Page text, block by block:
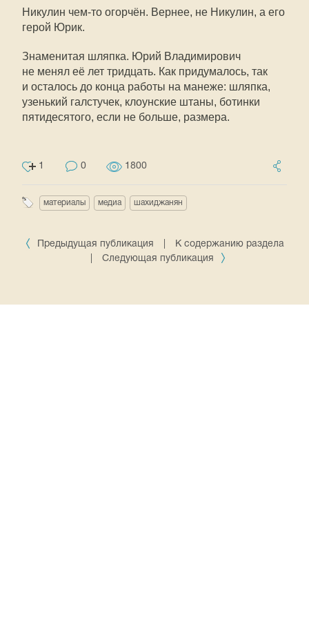
Никулин чем-то огорчён. Вернее, не Никулин, а его
герой Юрик.
Знаменитая шляпка. Юрий Владимирович
не менял её лет тридцать. Как придумалось, так
и осталось до конца работы на манеже: шляпка,
узенький галстучек, клоунские штаны, ботинки
пятидесятого, если не больше, размера.
1 0 1800
материалы медиа шахиджанян
Предыдущая публикация
К содержанию раздела
Следующая публикация